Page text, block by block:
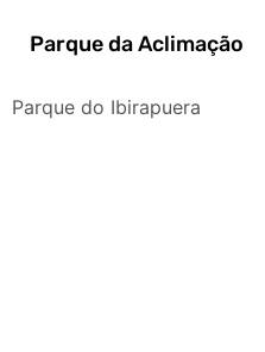
Parque da Aclimação
Parque do Ibirapuera